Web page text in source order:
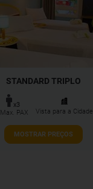
STANDARD TRIPLO
x3
Max. PAX
Vista para a Cidade
MOSTRAR PREÇOS